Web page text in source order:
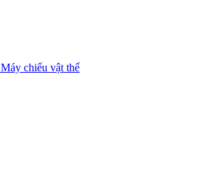
Máy chiếu vật thể